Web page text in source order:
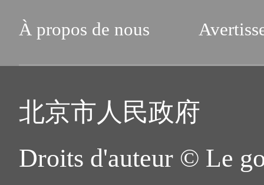
À propos de nous
北京市人民政府
Droits d'auteur © Le